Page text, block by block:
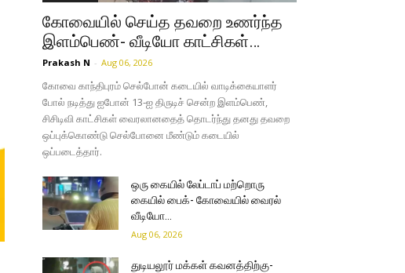
கோவையில் செய்த தவறை உணர்ந்த
இளம்பெண்- வீடியோ காட்சிகள்…
Prakash N - Aug 06, 2026
கோவை காந்திபுரம் செல்போன் கடையில் வாடிக்கையாளர்
போல் நடித்து ஐபோன் 13-ஐ திருடிச் சென்ற இளம்பெண்,
சிசிடிவி காட்சிகள் வைரலானதைத் தொடர்ந்து தனது தவறை
ஒப்புக்கொண்டு செல்போனை மீண்டும் கடையில்
ஒப்படைத்தார்.
ஒரு கையில் லேப்டாப் மற்றொரு
கையில் பைக்- கோவையில் வைரல்
வீடியோ…
Aug 06, 2026
துடியலூர் மக்கள் கவனத்திற்கு-